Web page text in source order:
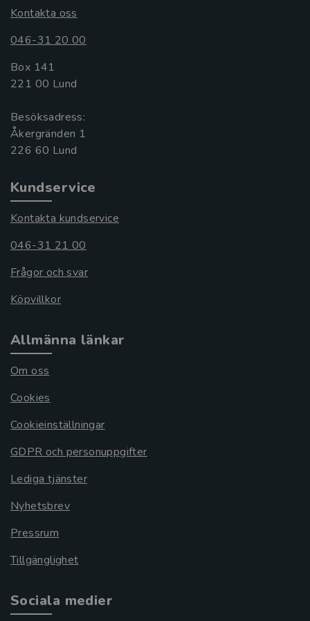
Kontakta oss
046-31 20 00
Box 141
221 00 Lund
Besöksadress:
Åkergränden 1
Kundservice
Kontakta kundservice
046-31 21 00
Frågor och svar
Köpvillkor
Allmänna länkar
Om oss
Cookies
Cookieinställningar
GDPR och personuppgifter
Lediga tjänster
Nyhetsbrev
Pressrum
Tillgänglighet
Sociala medier